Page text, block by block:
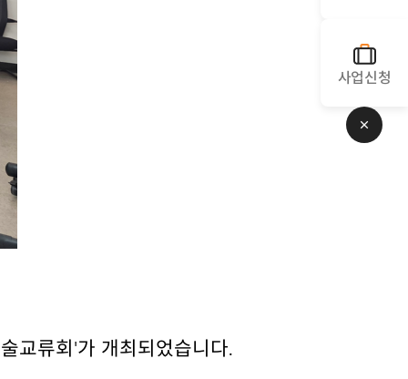
사업신청
닫기
교류회'가 개최되었습니다.